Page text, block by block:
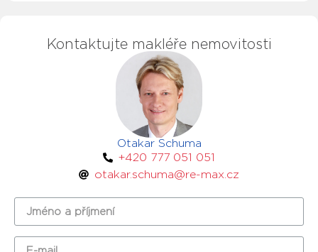
Kontaktujte makléře nemovitosti
Otakar Schuma
+420 777 051 051
otakar.schuma@re-max.cz